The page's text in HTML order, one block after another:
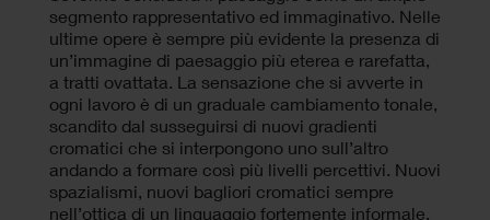
segmento rappresentativo ed immaginativo. Nelle
ultime opere è sempre più evidente la presenza di
un’immagine di paesaggio più eterea e rarefatta,
a tratti ovattata. La sensazione che si avverte in
ogni lavoro è di un graduale cambiamento tonale,
scandito dal susseguirsi di nuovi gradienti
cromatici che si interpongono uno sull’altro
andando a formare così più livelli percettivi. Nuovi
spazialismi, nuovi bagliori cromatici sempre
nell’ottica di un linguaggio fortemente informale.